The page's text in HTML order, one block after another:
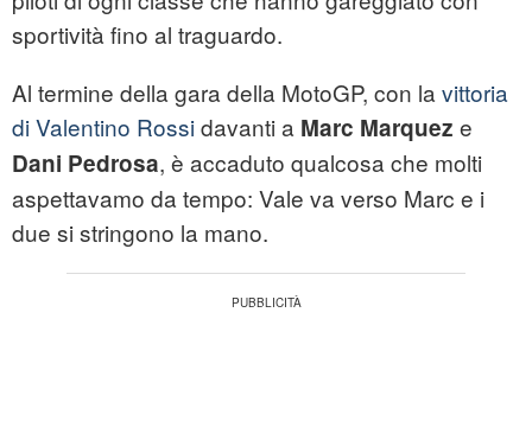
sportività fino al traguardo.
Al termine della gara della MotoGP, con la vittoria
di Valentino Rossidavanti a Marc Marquez e
Dani Pedrosa, è accaduto qualcosa che molti
aspettavamo da tempo: Vale va verso Marc e i
due si stringono la mano.